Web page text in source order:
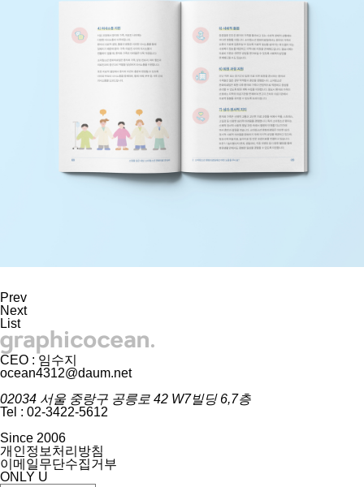
Prev
Next
List
CEO : 임수지
ocean4312@daum.net
02034 서울 중랑구 공릉로 42 W7빌딩 6,7층
Tel : 02-3422-5612
Since 2006
개인정보처리방침
이메일무단수집거부
ONLY U